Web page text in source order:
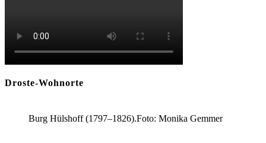
Droste-Wohnorte
Burg Hülshoff (1797–1826).Foto: Monika Gemmer